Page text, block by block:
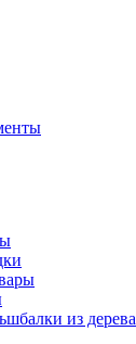
из дерева